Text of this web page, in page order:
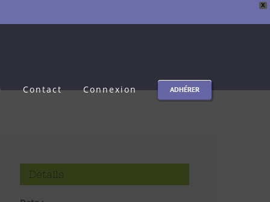
X
Contact Connexion ADHÉRER
Détails